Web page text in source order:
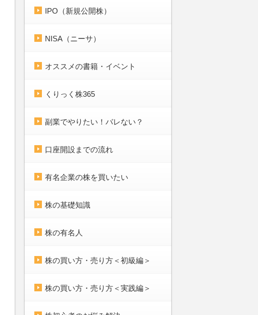
IPO（新規公開株）
NISA（ニーサ）
オススメの書籍・イベント
くりっく株365
副業でやりたい！バレない？
口座開設までの流れ
有名企業の株を買いたい
株の基礎知識
株の有名人
株の買い方・売り方＜初級編＞
株の買い方・売り方＜実践編＞